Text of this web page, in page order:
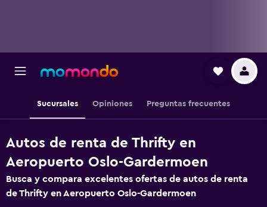
Sucursales Opiniones Preguntas frecuentes
Autos de renta de Thrifty en
Aeropuerto Oslo-Gardermoen
Busca y compara excelentes ofertas de autos de renta
de Thrifty en Aeropuerto Oslo-Gardermoen